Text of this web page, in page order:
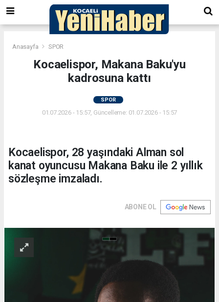
Anasayfa SPOR
Kocaelispor, Makana Baku'yu
kadrosuna kattı
SPOR
01.07.2026 - 15:57, Güncelleme: 01.07.2026 - 15:57
Kocaelispor, 28 yaşındaki Alman sol
kanat oyuncusu Makana Baku ile 2 yıllık
sözleşme imzaladı.
ABONE OL